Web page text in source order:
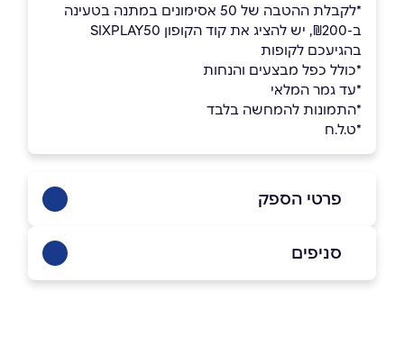
*לקבלת ההטבה של 50 אסימונים במתנה בטעינה
ב-₪200, יש להציג את קוד הקופון SIXPLAY50
בהגיעכם לקופות
*כולל כפל מבצעים והנחות
*עד גמר המלאי
*התמונות להמחשה בלבד
*ט.ל.ח
פרטי הספק
באתר בפייסבוק
באינסטגרם
סניפים